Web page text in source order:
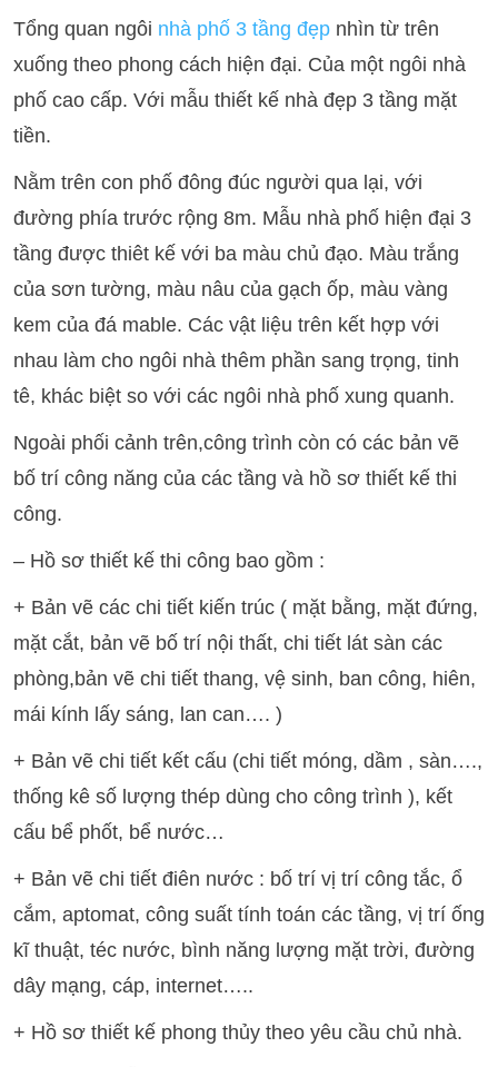
Tổng quan ngôi nhà phố 3 tầng đẹp nhìn từ trên
xuống theo phong cách hiện đại. Của một ngôi nhà
phố cao cấp. Với mẫu thiết kế nhà đẹp 3 tầng mặt
tiền.
Nằm trên con phố đông đúc người qua lại, với
đường phía trước rộng 8m. Mẫu nhà phố hiện đại 3
tầng được thiêt kế với ba màu chủ đạo. Màu trắng
của sơn tường, màu nâu của gạch ốp, màu vàng
kem của đá mable. Các vật liệu trên kết hợp với
nhau làm cho ngôi nhà thêm phần sang trọng, tinh
tê, khác biệt so với các ngôi nhà phố xung quanh.
Ngoài phối cảnh trên,công trình còn có các bản vẽ
bố trí công năng của các tầng và hồ sơ thiết kế thi
công.
– Hồ sơ thiết kế thi công bao gồm :
+ Bản vẽ các chi tiết kiến trúc ( mặt bằng, mặt đứng,
mặt cắt, bản vẽ bố trí nội thất, chi tiết lát sàn các
phòng,bản vẽ chi tiết thang, vệ sinh, ban công, hiên,
mái kính lấy sáng, lan can…. )
+ Bản vẽ chi tiết kết cấu (chi tiết móng, dầm , sàn….,
thống kê số lượng thép dùng cho công trình ), kết
cấu bể phốt, bể nước…
+ Bản vẽ chi tiết điên nước : bố trí vị trí công tắc, ổ
cắm, aptomat, công suất tính toán các tầng, vị trí ống
kĩ thuật, téc nước, bình năng lượng mặt trời, đường
dây mạng, cáp, internet…..
+ Hồ sơ thiết kế phong thủy theo yêu cầu chủ nhà.